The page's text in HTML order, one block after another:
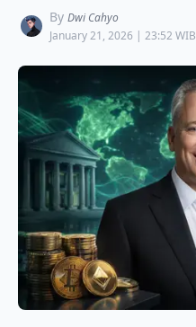
By Dwi Cahyo
January 21, 2026 | 23:52 WIB